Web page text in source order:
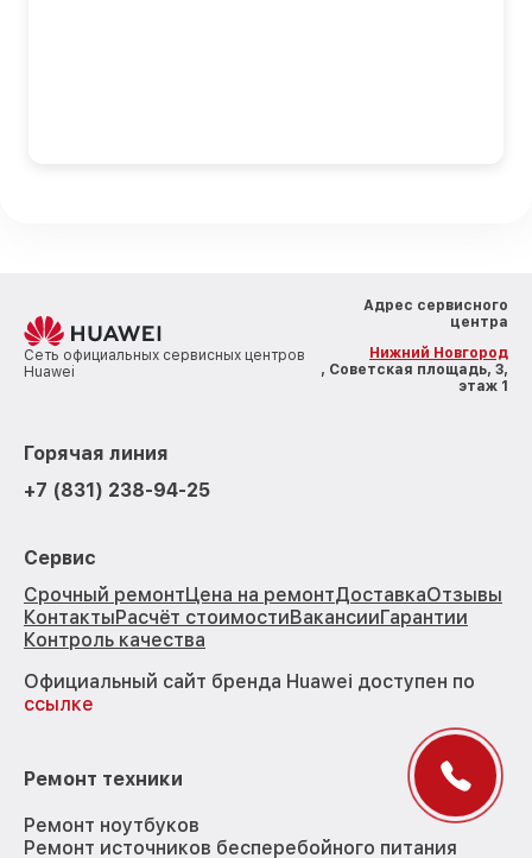
Сеть официальных сервисных центров
Huawei
Адрес сервисного
центра
Нижний Новгород
, Советская площадь, 3,
этаж 1
Горячая линия
+7 (831) 238-94-25
Сервис
Срочный ремонтЦена на ремонтДоставкаОтзывы
КонтактыРасчёт стоимостиВакансииГарантии
Контроль качества
Официальный сайт бренда Huawei доступен по
ссылке
Ремонт техники
Ремонт ноутбуков
Ремонт источников бесперебойного питания